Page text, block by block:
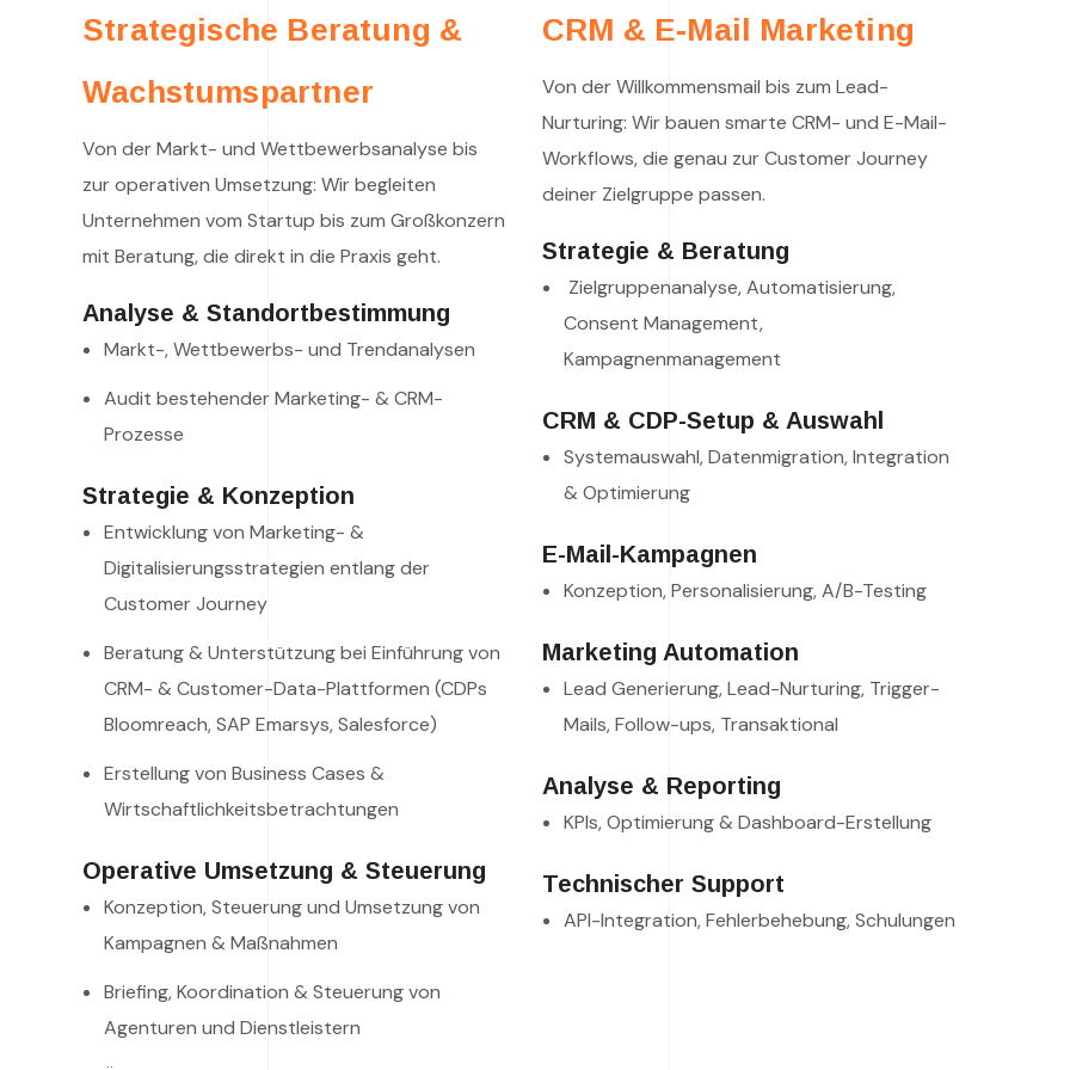
Strategische Beratung &
Wachstumspartner
Von der Markt- und Wettbewerbsanalyse bis
zur operativen Umsetzung: Wir begleiten
Unternehmen vom Startup bis zum Großkonzern
mit Beratung, die direkt in die Praxis geht.
Analyse & Standortbestimmung
Markt-, Wettbewerbs- und Trendanalysen
Audit bestehender Marketing- & CRM-
Prozesse
Strategie & Konzeption
Entwicklung von Marketing- &
Digitalisierungsstrategien entlang der
Customer Journey
Beratung & Unterstützung bei Einführung von
CRM- & Customer-Data-Plattformen (CDPs
Bloomreach, SAP Emarsys, Salesforce)
Erstellung von Business Cases &
Wirtschaftlichkeitsbetrachtungen
Operative Umsetzung & Steuerung
Konzeption, Steuerung und Umsetzung von
Kampagnen & Maßnahmen
Briefing, Koordination & Steuerung von
Agenturen und Dienstleistern
CRM & E-Mail Marketing
Von der Willkommensmail bis zum Lead-
Nurturing: Wir bauen smarte CRM- und E-Mail-
Workflows, die genau zur Customer Journey
deiner Zielgruppe passen.
Strategie & Beratung
Zielgruppenanalyse, Automatisierung,
Consent Management,
Kampagnenmanagement
CRM & CDP-Setup & Auswahl
Systemauswahl, Datenmigration, Integration
& Optimierung
E-Mail-Kampagnen
Konzeption, Personalisierung, A/B-Testing
Marketing Automation
Lead Generierung, Lead-Nurturing, Trigger-
Mails, Follow-ups, Transaktional
Analyse & Reporting
KPIs, Optimierung & Dashboard-Erstellung
Technischer Support
API-Integration, Fehlerbehebung, Schulungen